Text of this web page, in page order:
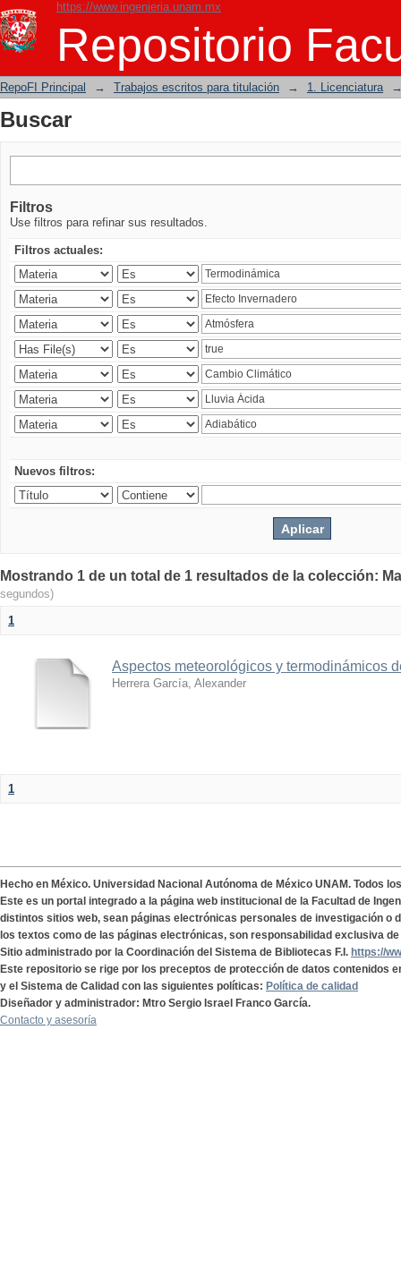
https://www.ingenieria.unam.mx
Repositorio
Buscar
RepoFI Principal → Trabajos escritos para titulación → 1. Licenciatura
Buscar
Filtros
Use filtros para refinar sus resultados.
Filtros actuales:
Nuevos filtros:
Mostrando 1 de un total de 1 resultados de la colección:
segundos)
1
Aspectos meteorológicos y termodinámicos
Herrera García, Alexander
1
Hecho en México. Universidad Nacional Autónoma de México UNAM. Todos
Este es un portal integrado a la página web institucional de la Facultad de
distintos sitios web, sean páginas electrónicas personales de investigación o
los textos como de las páginas electrónicas, son responsabilidad exclusiva
Sitio administrado por la Coordinación del Sistema de Bibliotecas F.I. https://
Este repositorio se rige por los preceptos de protección de datos contenidos
y el Sistema de Calidad con las siguientes políticas: Política de calidad
Diseñador y administrador: Mtro Sergio Israel Franco García.
Contacto y asesoría